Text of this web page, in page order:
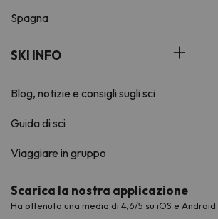
Spagna
SKI INFO
Blog, notizie e consigli sugli sci
Guida di sci
Viaggiare in gruppo
Scarica la nostra applicazione
Ha ottenuto una media di 4,6/5 su iOS e Android.